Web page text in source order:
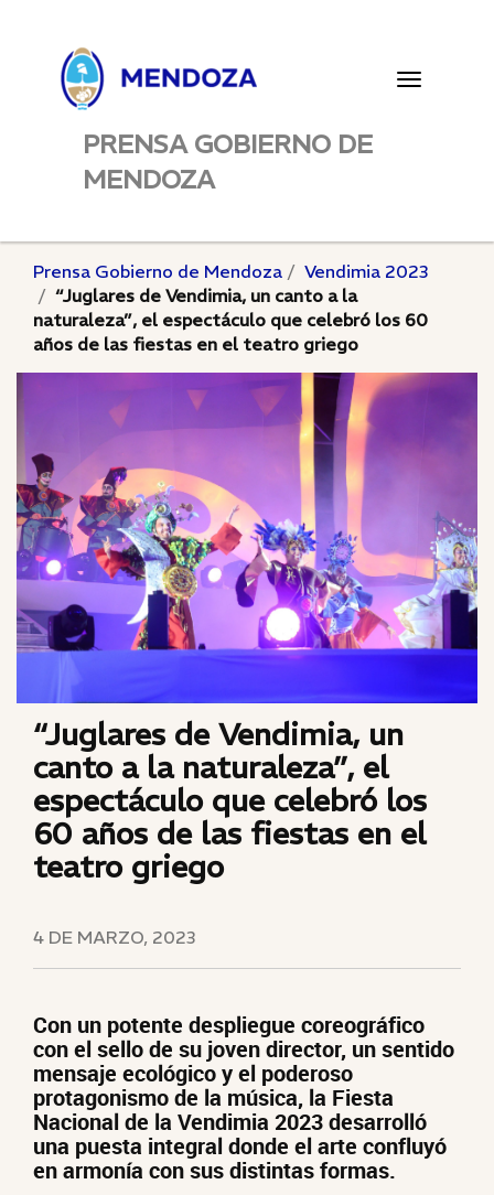
Toggle
PRENSA GOBIERNO DE
MENDOZA
Prensa Gobierno de Mendoza
Vendimia 2023
“Juglares de Vendimia, un canto a la
naturaleza”, el espectáculo que celebró los 60
años de las fiestas en el teatro griego
“Juglares de Vendimia, un
canto a la naturaleza”, el
espectáculo que celebró los
60 años de las fiestas en el
teatro griego
4 DE MARZO, 2023
Con un potente despliegue coreográfico
con el sello de su joven director, un sentido
mensaje ecológico y el poderoso
protagonismo de la música, la Fiesta
Nacional de la Vendimia 2023 desarrolló
una puesta integral donde el arte confluyó
en armonía con sus distintas formas.